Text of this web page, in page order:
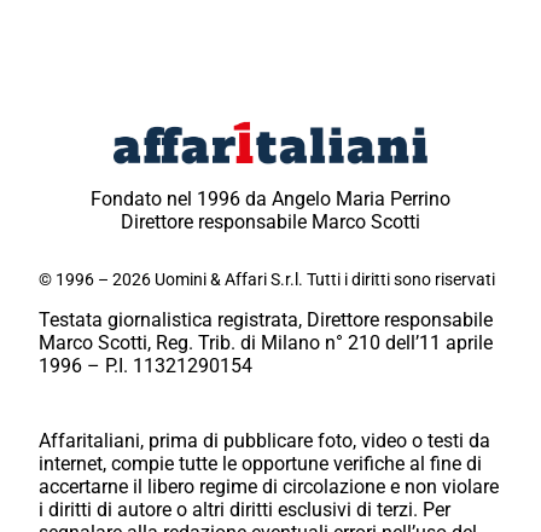
Fondato nel 1996 da Angelo Maria Perrino
Direttore responsabile Marco Scotti
© 1996 – 2026 Uomini & Affari S.r.l. Tutti i diritti sono riservati
Testata giornalistica registrata, Direttore responsabile
Marco Scotti, Reg. Trib. di Milano n° 210 dell’11 aprile
1996 – P.I. 11321290154
Affaritaliani, prima di pubblicare foto, video o testi da
internet, compie tutte le opportune verifiche al fine di
accertarne il libero regime di circolazione e non violare
i diritti di autore o altri diritti esclusivi di terzi. Per